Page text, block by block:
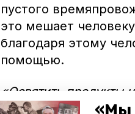
«Мы
пустого
это мешает
благодаря этому
помощью.
«Освятить продукты
ночной литургии в